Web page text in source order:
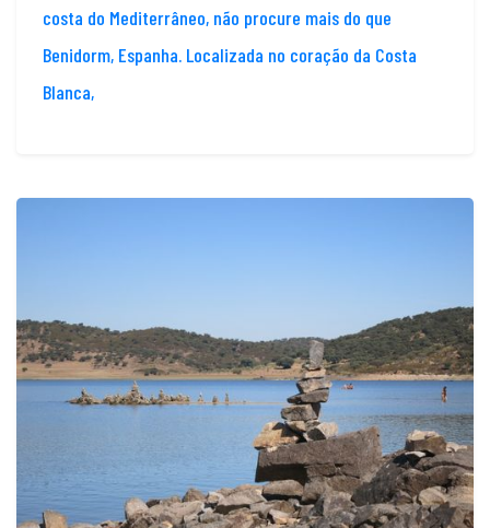
costa do Mediterrâneo, não procure mais do que
Benidorm, Espanha. Localizada no coração da Costa
Blanca,